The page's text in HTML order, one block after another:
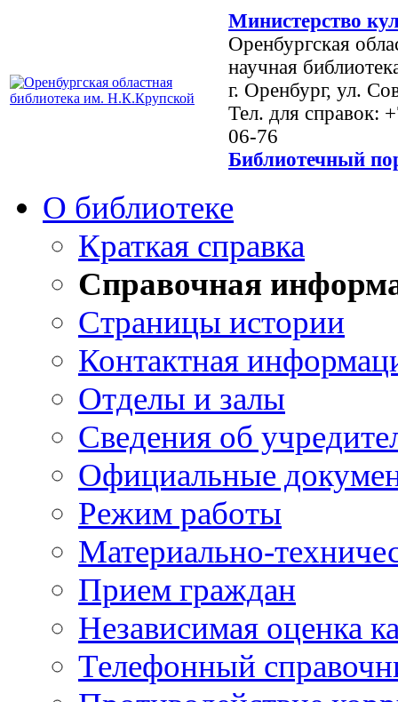
Министерство
Оренбургская
научная
г. Оренбург, ул.
Тел. для справок:
06-76
Библиотечный
О библиотеке
Краткая справка
Справочная
Страницы истории
Контактная
Отделы и залы
Сведения об
Официальные
Режим работы
Материально-
Прием граждан
Независимая оценка
Телефонный